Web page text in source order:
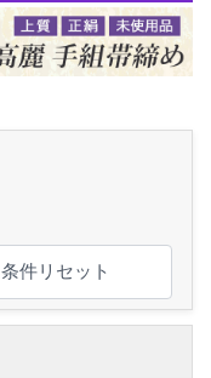
条件リセット